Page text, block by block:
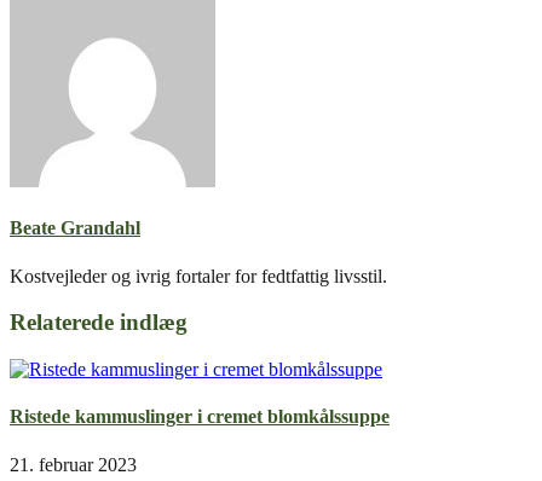
Beate Grandahl
Kostvejleder og ivrig fortaler for fedtfattig livsstil.
Relaterede indlæg
Ristede kammuslinger i cremet blomkålssuppe
21. februar 2023